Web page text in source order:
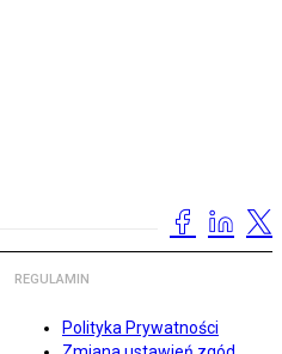
REGULAMIN
Polityka Prywatności